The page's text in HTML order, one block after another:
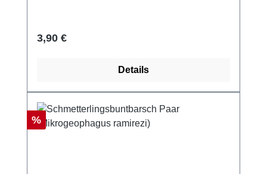
Regulärer Preis:
3,90 €
Details
Rabatt
%